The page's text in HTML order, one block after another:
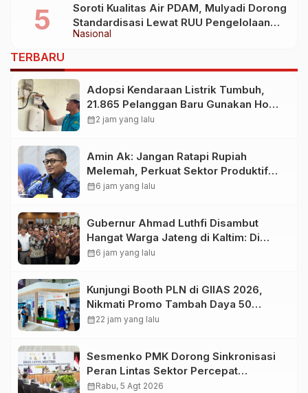
Nasional
Soroti Kualitas Air PDAM, Mulyadi Dorong
Standardisasi Lewat RUU Pengelolaan
Air Minum
TERBARU
Adopsi Kendaraan Listrik Tumbuh,
21.865 Pelanggan Baru Gunakan Home
Charging Services PLN pada
calendar_month2 jam yang lalu
Amin Ak: Jangan Ratapi Rupiah
Melemah, Perkuat Sektor Produktif
Negara
calendar_month6 jam yang lalu
Gubernur Ahmad Luthfi Disambut
Hangat Warga Jateng di Kaltim: Di
Mana Bumi Dipijak, Di Situ Langit
calendar_month6 jam yang lalu
Kunjungi Booth PLN di GIIAS 2026,
Nikmati Promo Tambah Daya 50
Persen
calendar_month22 jam yang lalu
Sesmenko PMK Dorong Sinkronisasi
Peran Lintas Sektor Percepat
Penurunan Stunting
calendar_monthRabu, 5 Agt 2026